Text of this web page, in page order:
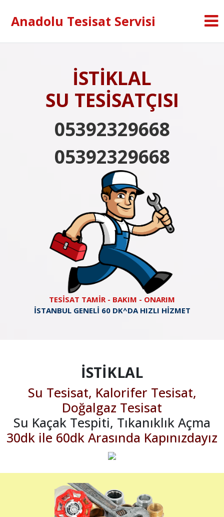
Anadolu Tesisat Servisi
İSTİKLAL
SU TESİSATÇISI
05392329668
05392329668
TESİSAT TAMİR - BAKIM - ONARIM
İSTANBUL GENELİ 60 DK^DA HIZLI HİZMET
İSTİKLAL
Su Tesisat, Kalorifer Tesisat,
Doğalgaz Tesisat
Su Kaçak Tespiti, Tıkanıklık Açma
30dk ile 60dk Arasında Kapınızdayız